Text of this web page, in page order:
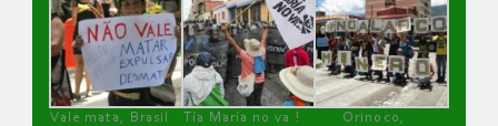
Vale mata, Brasil
Tía María no va !
Orinoco,